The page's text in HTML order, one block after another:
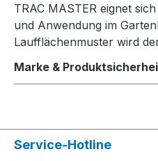
TRAC MASTER eignet
und Anwendung im
Laufflächenmuster wird
Marke &
Service-Hotline